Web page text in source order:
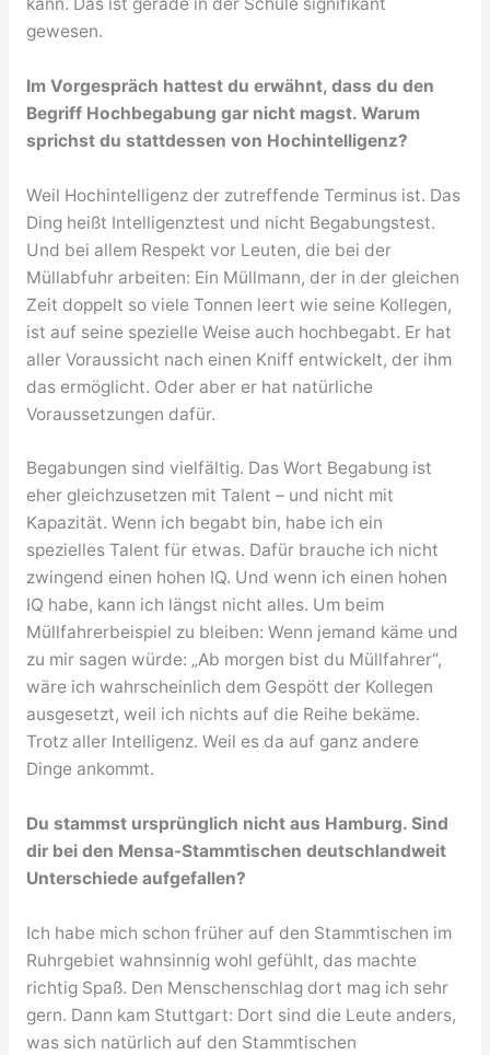
gewesen.
Im Vorgespräch hattest du erwähnt, dass du den
Begriff Hochbegabung gar nicht magst. Warum
sprichst du stattdessen von Hochintelligenz?
Weil Hochintelligenz der zutreffende Terminus ist. Das
Ding heißt Intelligenztest und nicht Begabungstest.
Und bei allem Respekt vor Leuten, die bei der
Müllabfuhr arbeiten: Ein Müllmann, der in der gleichen
Zeit doppelt so viele Tonnen leert wie seine Kollegen,
ist auf seine spezielle Weise auch hochbegabt. Er hat
aller Voraussicht nach einen Kniff entwickelt, der ihm
das ermöglicht. Oder aber er hat natürliche
Voraussetzungen dafür.
Begabungen sind vielfältig. Das Wort Begabung ist
eher gleichzusetzen mit Talent – und nicht mit
Kapazität. Wenn ich begabt bin, habe ich ein
spezielles Talent für etwas. Dafür brauche ich nicht
zwingend einen hohen IQ. Und wenn ich einen hohen
IQ habe, kann ich längst nicht alles. Um beim
Müllfahrerbeispiel zu bleiben: Wenn jemand käme und
zu mir sagen würde: „Ab morgen bist du Müllfahrer“,
wäre ich wahrscheinlich dem Gespött der Kollegen
ausgesetzt, weil ich nichts auf die Reihe bekäme.
Trotz aller Intelligenz. Weil es da auf ganz andere
Dinge ankommt.
Du stammst ursprünglich nicht aus Hamburg. Sind
dir bei den Mensa-Stammtischen deutschlandweit
Unterschiede aufgefallen?
Ich habe mich schon früher auf den Stammtischen im
Ruhrgebiet wahnsinnig wohl gefühlt, das machte
richtig Spaß. Den Menschenschlag dort mag ich sehr
gern. Dann kam Stuttgart: Dort sind die Leute anders,
was sich natürlich auf den Stammtischen